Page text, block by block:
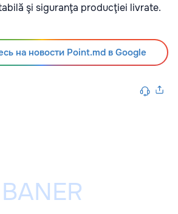
şi siguranţa producţiei livrate.
на новости Point.md в Google